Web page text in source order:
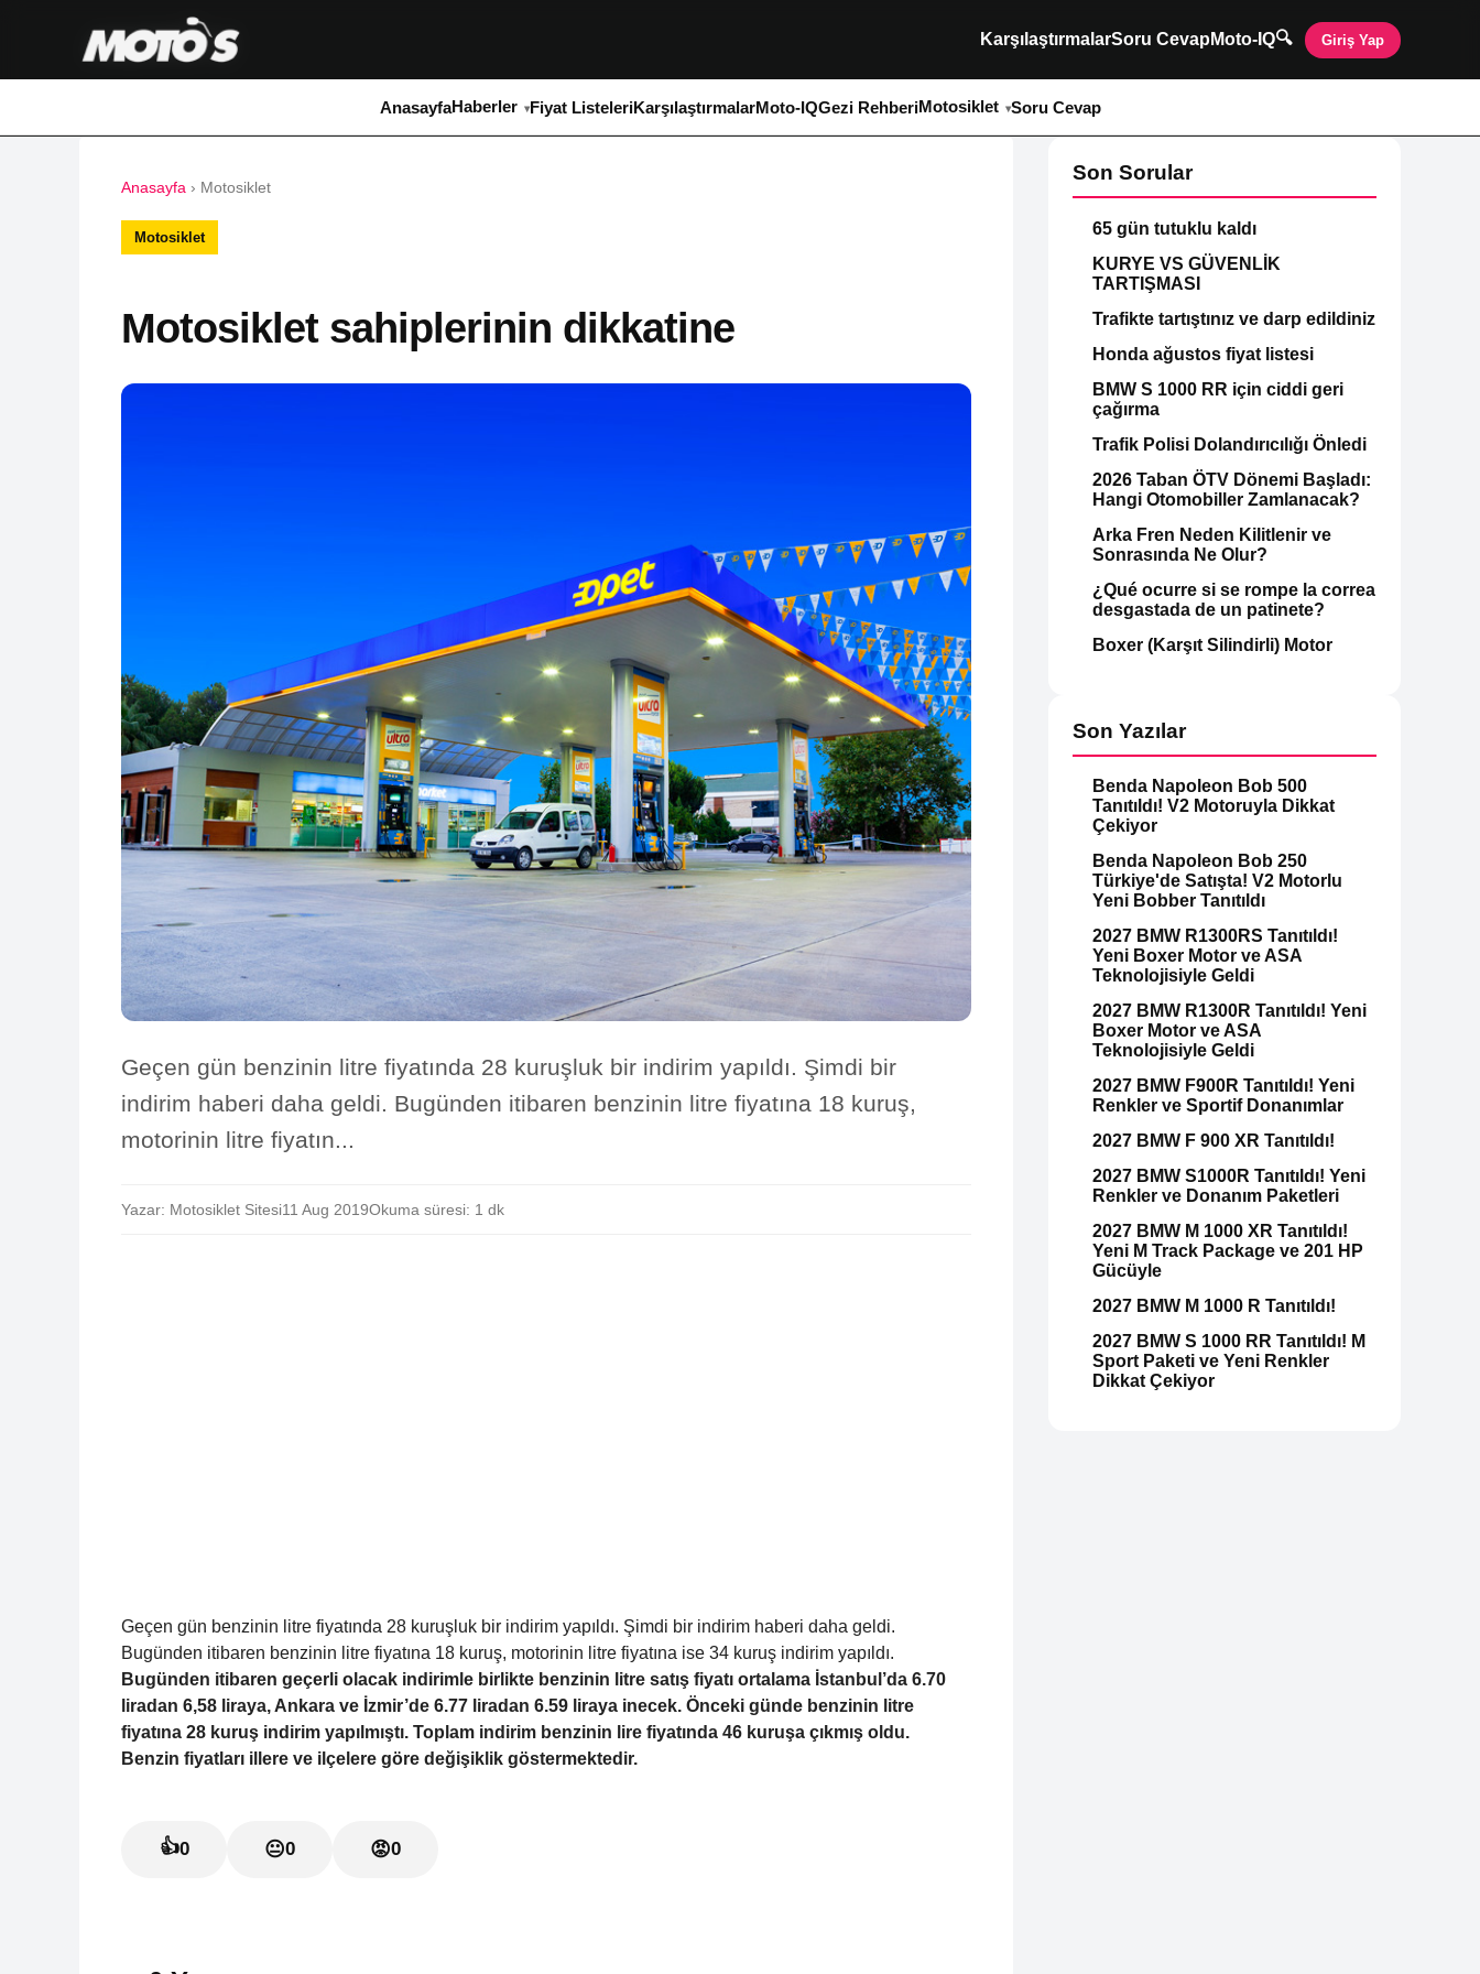
KarşılaştırmalarSoru Cevap Moto-IQ🔍 Giriş Yap
AnasayfaHaberler Fiyat ListeleriKarşılaştırmalarMoto-IQGezi RehberiMotosiklet Soru Cevap
Anasayfa › Motosiklet
Motosiklet
Motosiklet sahiplerinin dikkatine
Geçen gün benzinin litre fiyatında 28 kuruşluk bir indirim yapıldı. Şimdi bir
indirim haberi daha geldi. Bugünden itibaren benzinin litre fiyatına 18 kuruş,
motorinin litre fiyatın...
Yazar: Motosiklet Sitesi11 Aug 2019Okuma süresi: 1 dk
Geçen gün benzinin litre fiyatında 28 kuruşluk bir indirim yapıldı. Şimdi bir indirim haberi daha geldi.
Bugünden itibaren benzinin litre fiyatına 18 kuruş, motorinin litre fiyatına ise 34 kuruş indirim yapıldı.
Bugünden itibaren geçerli olacak indirimle birlikte benzinin litre satış fiyatı ortalama İstanbul’da 6.70
liradan 6,58 liraya, Ankara ve İzmir’de 6.77 liradan 6.59 liraya inecek. Önceki günde benzinin litre
fiyatına 28 kuruş indirim yapılmıştı. Toplam indirim benzinin lire fiyatında 46 kuruşa çıkmış oldu.
Benzin fiyatları illere ve ilçelere göre değişiklik göstermektedir.
👍0 😐0 😡0
Son Sorular
65 gün tutuklu kaldı
KURYE VS GÜVENLİK
TARTIŞMASI
Trafikte tartıştınız ve darp edildiniz
Honda ağustos fiyat listesi
BMW S 1000 RR için ciddi geri
çağırma
Trafik Polisi Dolandırıcılığı Önledi
2026 Taban ÖTV Dönemi Başladı:
Hangi Otomobiller Zamlanacak?
Arka Fren Neden Kilitlenir ve
Sonrasında Ne Olur?
¿Qué ocurre si se rompe la correa
desgastada de un patinete?
Boxer (Karşıt Silindirli) Motor
Son Yazılar
Benda Napoleon Bob 500
Tanıtıldı! V2 Motoruyla Dikkat
Çekiyor
Benda Napoleon Bob 250
Türkiye'de Satışta! V2 Motorlu
Yeni Bobber Tanıtıldı
2027 BMW R1300RS Tanıtıldı!
Yeni Boxer Motor ve ASA
Teknolojisiyle Geldi
2027 BMW R1300R Tanıtıldı! Yeni
Boxer Motor ve ASA
Teknolojisiyle Geldi
2027 BMW F900R Tanıtıldı! Yeni
Renkler ve Sportif Donanımlar
2027 BMW F 900 XR Tanıtıldı!
2027 BMW S1000R Tanıtıldı! Yeni
Renkler ve Donanım Paketleri
2027 BMW M 1000 XR Tanıtıldı!
Yeni M Track Package ve 201 HP
Gücüyle
2027 BMW M 1000 R Tanıtıldı!
2027 BMW S 1000 RR Tanıtıldı! M
Sport Paketi ve Yeni Renkler
Dikkat Çekiyor